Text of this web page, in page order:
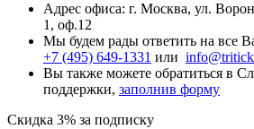
Адрес офиса: г. Москва, ул.
1, оф.12
Мы будем рады ответить на все
+7 (495) 649-1331 или
Вы также можете обратиться в
поддержки, заполнив форму
Скидка 3% за подписку